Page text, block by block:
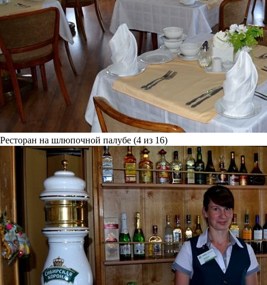
Ресторан на шлюпочной палубе (4 из 16)